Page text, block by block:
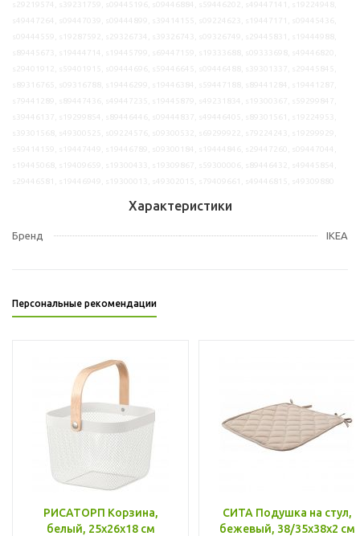
Характеристики
Бренд IKEA
Персональные рекомендации
РИСАТОРП Корзина,
белый, 25x26x18 см
СИТА Подушка на стул,
бежевый, 38/35x38x2 см